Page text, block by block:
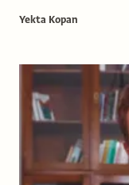
Yekta Kopan